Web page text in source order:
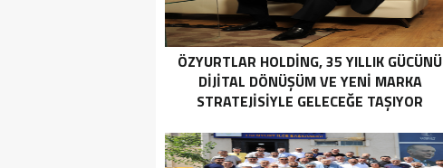
ÖZYURTLAR HOLDING, 35 YILLIK GÜCÜNÜ
DIJITAL DÖNÜŞÜM VE YENI MARKA
STRATEJISIYLE GELECEĞE TAŞIYOR